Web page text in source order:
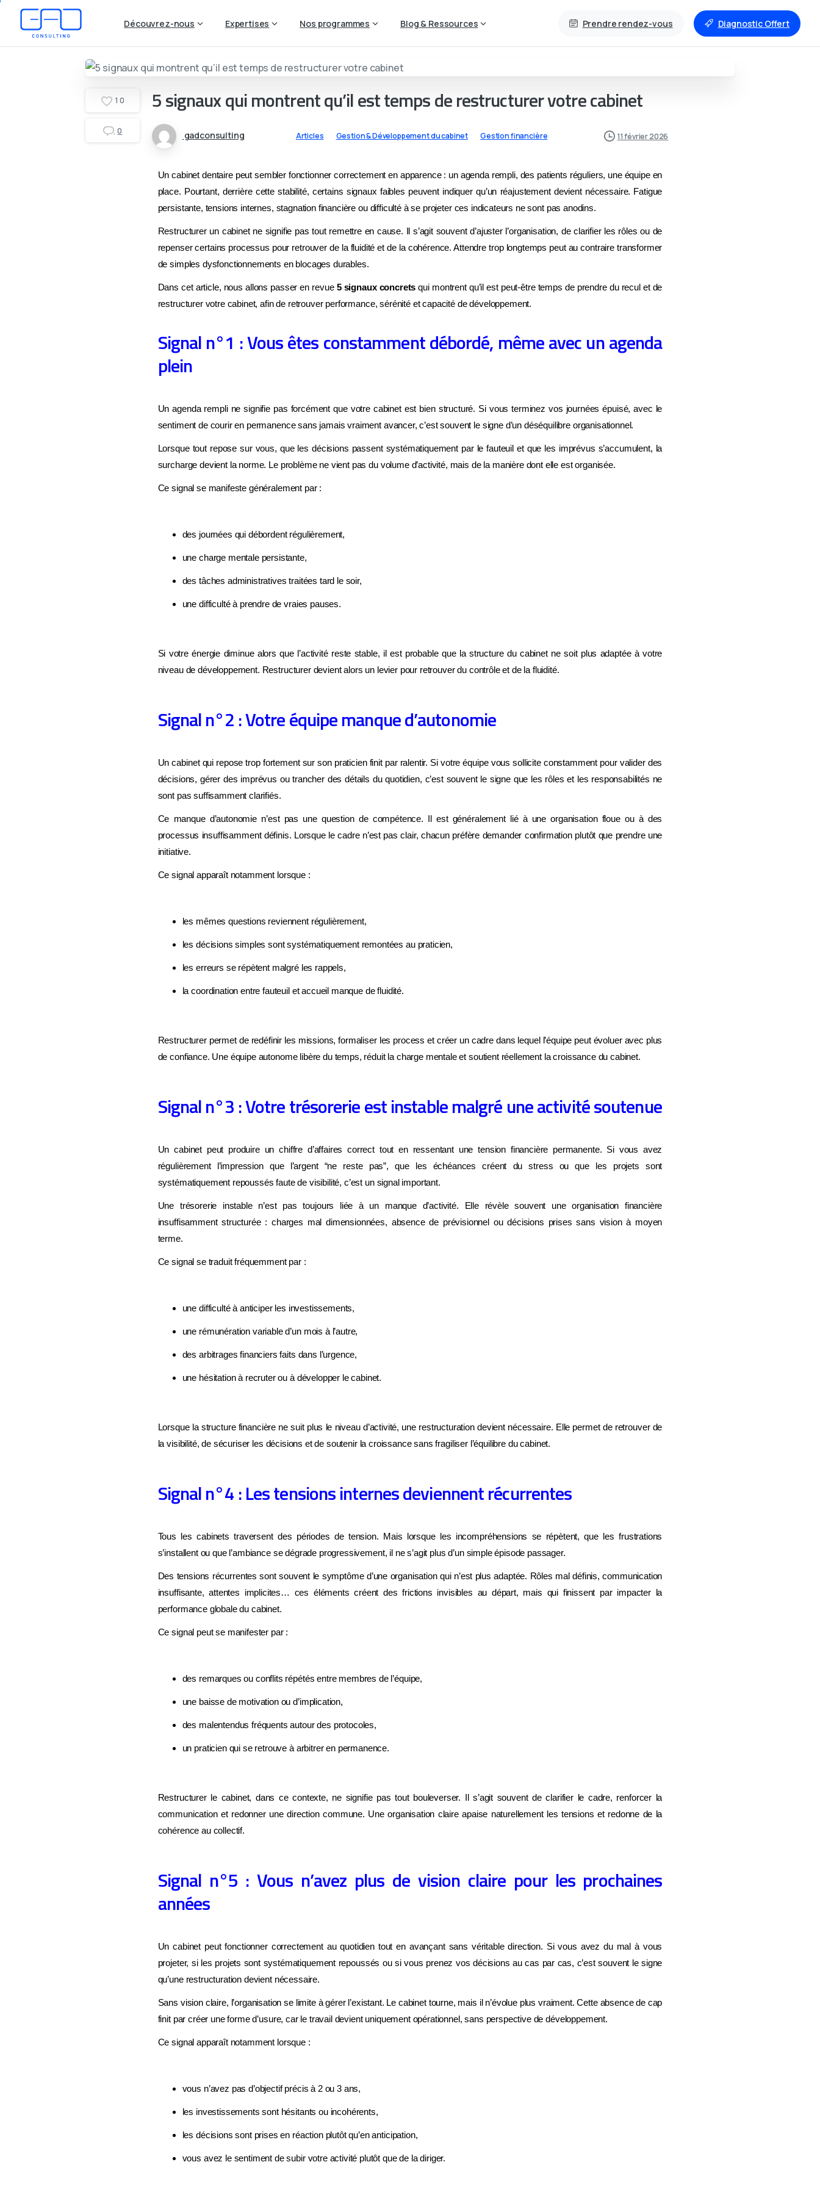
Découvrez-nous Expertises Nos programmes Blog & Ressources Prendre rendez-vous Diagnostic Offert
1 0
0
5 signaux qui montrent qu’il est temps de restructurer votre cabinet
gadconsulting Articles Gestion & Développement du cabinet Gestion financière 11 février 2026
Un cabinet dentaire peut sembler fonctionner correctement en apparence : un agenda rempli, des patients réguliers, une équipe en
place. Pourtant, derrière cette stabilité, certains signaux faibles peuvent indiquer qu’un réajustement devient nécessaire. Fatigue
persistante, tensions internes, stagnation financière ou difficulté à se projeter ces indicateurs ne sont pas anodins.
Restructurer un cabinet ne signifie pas tout remettre en cause. Il s’agit souvent d’ajuster l’organisation, de clarifier les rôles ou de
repenser certains processus pour retrouver de la fluidité et de la cohérence. Attendre trop longtemps peut au contraire transformer
de simples dysfonctionnements en blocages durables.
Dans cet article, nous allons passer en revue 5 signaux concrets qui montrent qu’il est peut-être temps de prendre du recul et de
restructurer votre cabinet, afin de retrouver performance, sérénité et capacité de développement.
Signal n°1 : Vous êtes constamment débordé, même avec un agenda
plein
Un agenda rempli ne signifie pas forcément que votre cabinet est bien structuré. Si vous terminez vos journées épuisé, avec le
sentiment de courir en permanence sans jamais vraiment avancer, c’est souvent le signe d’un déséquilibre organisationnel.
Lorsque tout repose sur vous, que les décisions passent systématiquement par le fauteuil et que les imprévus s’accumulent, la
surcharge devient la norme. Le problème ne vient pas du volume d’activité, mais de la manière dont elle est organisée.
Ce signal se manifeste généralement par :
des journées qui débordent régulièrement,
une charge mentale persistante,
des tâches administratives traitées tard le soir,
une difficulté à prendre de vraies pauses.
Si votre énergie diminue alors que l’activité reste stable, il est probable que la structure du cabinet ne soit plus adaptée à votre
niveau de développement. Restructurer devient alors un levier pour retrouver du contrôle et de la fluidité.
Signal n°2 : Votre équipe manque d’autonomie
Un cabinet qui repose trop fortement sur son praticien finit par ralentir. Si votre équipe vous sollicite constamment pour valider des
décisions, gérer des imprévus ou trancher des détails du quotidien, c’est souvent le signe que les rôles et les responsabilités ne
sont pas suffisamment clarifiés.
Ce manque d’autonomie n’est pas une question de compétence. Il est généralement lié à une organisation floue ou à des
processus insuffisamment définis. Lorsque le cadre n’est pas clair, chacun préfère demander confirmation plutôt que prendre une
initiative.
Ce signal apparaît notamment lorsque :
les mêmes questions reviennent régulièrement,
les décisions simples sont systématiquement remontées au praticien,
les erreurs se répètent malgré les rappels,
la coordination entre fauteuil et accueil manque de fluidité.
Restructurer permet de redéfinir les missions, formaliser les process et créer un cadre dans lequel l’équipe peut évoluer avec plus
de confiance. Une équipe autonome libère du temps, réduit la charge mentale et soutient réellement la croissance du cabinet.
Signal n°3 : Votre trésorerie est instable malgré une activité soutenue
Un cabinet peut produire un chiffre d’affaires correct tout en ressentant une tension financière permanente. Si vous avez
régulièrement l’impression que l’argent “ne reste pas”, que les échéances créent du stress ou que les projets sont
systématiquement repoussés faute de visibilité, c’est un signal important.
Une trésorerie instable n’est pas toujours liée à un manque d’activité. Elle révèle souvent une organisation financière
insuffisamment structurée : charges mal dimensionnées, absence de prévisionnel ou décisions prises sans vision à moyen
terme.
Ce signal se traduit fréquemment par :
une difficulté à anticiper les investissements,
une rémunération variable d’un mois à l’autre,
des arbitrages financiers faits dans l’urgence,
une hésitation à recruter ou à développer le cabinet.
Lorsque la structure financière ne suit plus le niveau d’activité, une restructuration devient nécessaire. Elle permet de retrouver de
la visibilité, de sécuriser les décisions et de soutenir la croissance sans fragiliser l’équilibre du cabinet.
Signal n°4 : Les tensions internes deviennent récurrentes
Tous les cabinets traversent des périodes de tension. Mais lorsque les incompréhensions se répètent, que les frustrations
s’installent ou que l’ambiance se dégrade progressivement, il ne s’agit plus d’un simple épisode passager.
Des tensions récurrentes sont souvent le symptôme d’une organisation qui n’est plus adaptée. Rôles mal définis, communication
insuffisante, attentes implicites… ces éléments créent des frictions invisibles au départ, mais qui finissent par impacter la
performance globale du cabinet.
Ce signal peut se manifester par :
des remarques ou conflits répétés entre membres de l’équipe,
une baisse de motivation ou d’implication,
des malentendus fréquents autour des protocoles,
un praticien qui se retrouve à arbitrer en permanence.
Restructurer le cabinet, dans ce contexte, ne signifie pas tout bouleverser. Il s’agit souvent de clarifier le cadre, renforcer la
communication et redonner une direction commune. Une organisation claire apaise naturellement les tensions et redonne de la
cohérence au collectif.
Signal n°5 : Vous n’avez plus de vision claire pour les prochaines
années
Un cabinet peut fonctionner correctement au quotidien tout en avançant sans véritable direction. Si vous avez du mal à vous
projeter, si les projets sont systématiquement repoussés ou si vous prenez vos décisions au cas par cas, c’est souvent le signe
qu’une restructuration devient nécessaire.
Sans vision claire, l’organisation se limite à gérer l’existant. Le cabinet tourne, mais il n’évolue plus vraiment. Cette absence de cap
finit par créer une forme d’usure, car le travail devient uniquement opérationnel, sans perspective de développement.
Ce signal apparaît notamment lorsque :
vous n’avez pas d’objectif précis à 2 ou 3 ans,
les investissements sont hésitants ou incohérents,
les décisions sont prises en réaction plutôt qu’en anticipation,
vous avez le sentiment de subir votre activité plutôt que de la diriger.
ATTENDEZ, UNE DERNIÈRE CHOSE AVANT DE PARTIR
Savez-vous vraiment ce qui
Répondez à quelques questions en 2 minutes et découvrez
vraiment la croissance de votre cabinet
Management d'équipe Stratégie de croissance
Je fais mon diagnostic gratuit →